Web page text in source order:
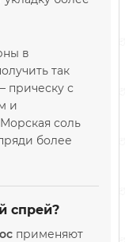
в
так
прическу с
и
соль
более
спрей?
применяют